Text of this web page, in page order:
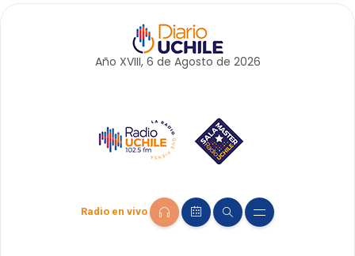
Año XVIII, 6 de Agosto de 2026
Radio en vivo